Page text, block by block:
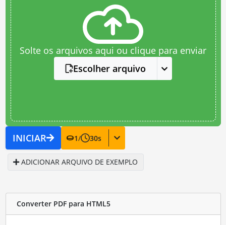
Solte os arquivos aqui ou clique para enviar
Escolher arquivo
INICIAR 1/ 30s
ADICIONAR ARQUIVO DE EXEMPLO
Converter PDF para HTML5